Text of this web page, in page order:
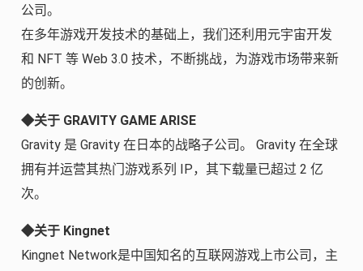
公司。
在多年游戏开发技术的基础上，我们还利用元宇宙开发
和 NFT 等 Web 3.0 技术，不断挑战，为游戏市场带来新
的创新。
◆关于 GRAVITY GAME ARISE
Gravity 是 Gravity 在日本的战略子公司。 Gravity 在全球
拥有并运营其热门游戏系列 IP，其下载量已超过 2 亿
次。
◆关于 Kingnet
Kingnet Network是中国知名的互联网游戏上市公司，主